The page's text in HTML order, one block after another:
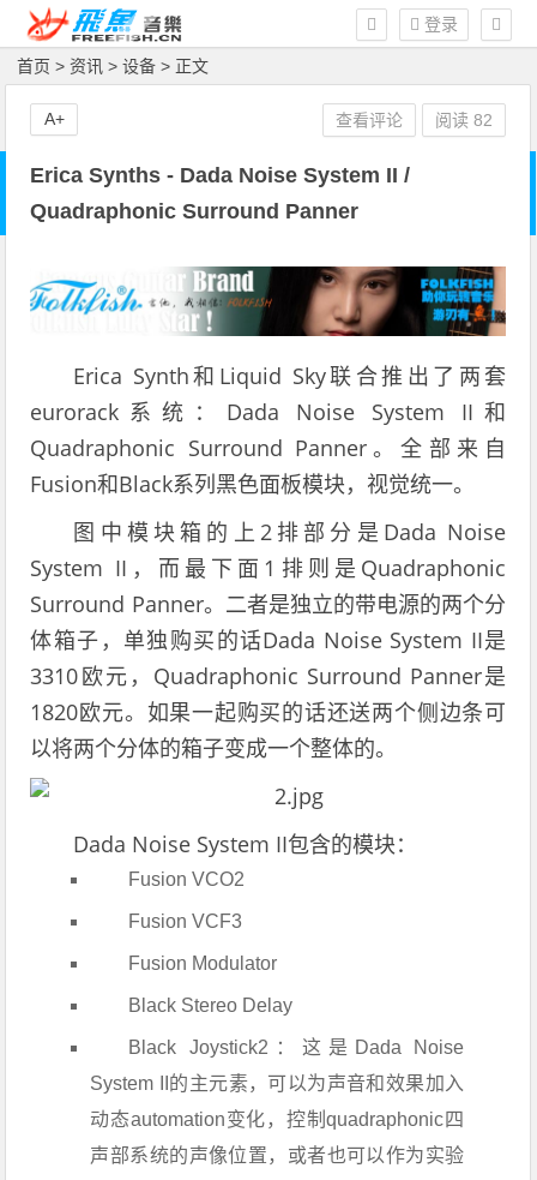
登录
首页 >资讯 >设备 > 正文
Erica Synths - Dada Noise System II /
Quadraphonic Surround Panner
Erica Synth和Liquid Sky联合推出了两套
eurorack系统：Dada Noise System II和
Quadraphonic Surround Panner。全部来自
Fusion和Black系列黑色面板模块，视觉统一。
图中模块箱的上2排部分是Dada Noise
System II，而最下面1排则是Quadraphonic
Surround Panner。二者是独立的带电源的两个分
体箱子，单独购买的话Dada Noise System II是
3310欧元，Quadraphonic Surround Panner是
1820欧元。如果一起购买的话还送两个侧边条可
以将两个分体的箱子变成一个整体的。
Dada Noise System II包含的模块：
Fusion VCO2
Fusion VCF3
Fusion Modulator
Black Stereo Delay
Black Joystick2：这是Dada Noise
System II的主元素，可以为声音和效果加入
动态automation变化，控制quadraphonic四
声部系统的声像位置，或者也可以作为实验
查看评论 阅读82
A+